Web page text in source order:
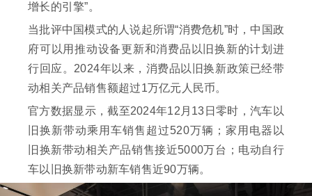
增长的引擎”。
当批评中国模式的人说起所谓“消费危机”时，中国政
府可以用推动设备更新和消费品以旧换新的计划进
行回应。2024年以来，消费品以旧换新政策已经带
动相关产品销售额超过1万亿元人民币。
官方数据显示，截至2024年12月13日零时，汽车以
旧换新带动乘用车销售超过520万辆；家用电器以
旧换新带动相关产品销售接近5000万台；电动自行
车以旧换新带动新车销售近90万辆。